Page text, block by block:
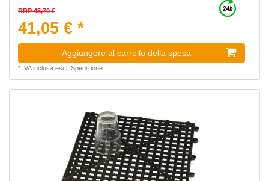
RRP 45,70 €
41,05 € *
Aggiungere al carrello della spesa
* IVA inclusaescl. Spedizione